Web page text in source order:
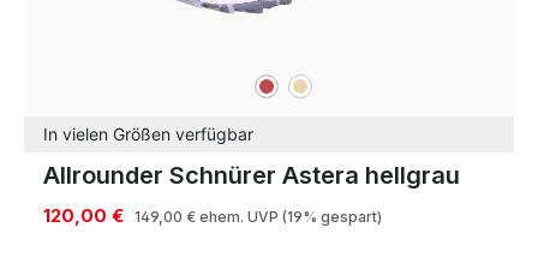
rot beige
In vielen Größen verfügbar
Allrounder Schnürer Astera hellgrau
120,00 € 149,00 € ehem. UVP (19% gespart)